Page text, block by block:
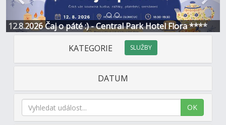
12.8.2026 Čaj o páté :) - Central Park Hotel Flora ****
KATEGORIE SLUŽBY
DATUM
OK